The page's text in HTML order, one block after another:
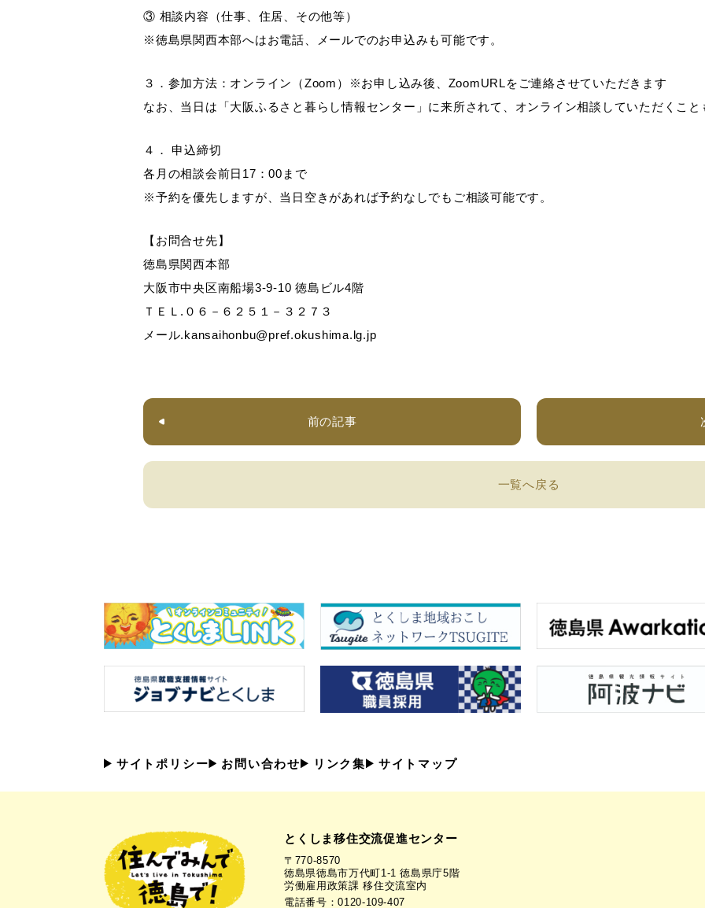
③ 相談内容（仕事、住居、その他等）
※徳島県関西本部へはお電話、メールでのお申込みも可能です。
３．参加方法：オンライン（Zoom）
※お申し込み後、ZoomURLをご連絡させていただきます
なお、当日は「大阪ふるさと暮らし情報センター」に来所されて、オンライン相談していただくこと
４ ． 申込締切
各月の相談会前日17：00まで
※予約を優先しますが、当日空きがあれば予約なしでもご相談可能です。
【お問合せ先】
徳島県関西本部
大阪市中央区南船場3-9-10 徳島ビル4階
ＴＥＬ.０６－６２５１－３２７３
メール.kansaihonbu@pref.okushima.lg.jp
前の記事
一覧へ戻る
サイトポリシー お問い合わせ リンク集 サイトマップ
とくしま移住交流促進センター
〒770-8570
徳島県徳島市万代町1-1 徳島県庁5階
労働雇用政策課 移住交流室内
電話番号：0120-109-407